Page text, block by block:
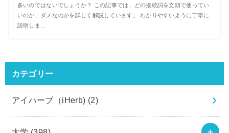
多いのではないでしょうか？ この記事では、どの接続詞を文頭で使ってい
いのか、ダメなのかを詳しく解説しています。 わかりやすいように丁寧に
説明しま...
カテゴリー
アイハーブ（iHerb) (2)